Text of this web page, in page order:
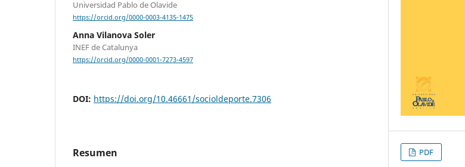
Universidad Pablo de Olavide
https://orcid.org/0000-0003-4135-1475
Anna Vilanova Soler
INEF de Catalunya
https://orcid.org/0000-0001-7273-4597
DOI: https://doi.org/10.46661/socioldeporte.7306
Resumen PDF